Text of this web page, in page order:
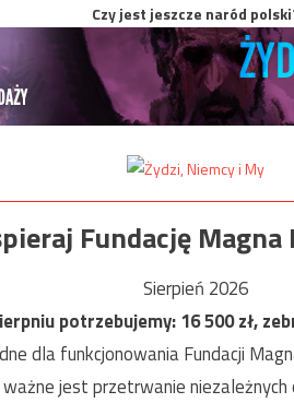
Czy jest jeszcze naród
Fundację Magna
Sierpień 2026
potrzebujemy:16 500zł,
dla funkcjonowania Fundacji
jest przetrwanie